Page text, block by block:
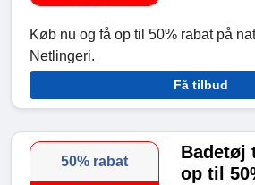
Køb nu og få op til 50% rabat på
Netlingeri.
Få tilbud
50% rabat
Badetøj
op til